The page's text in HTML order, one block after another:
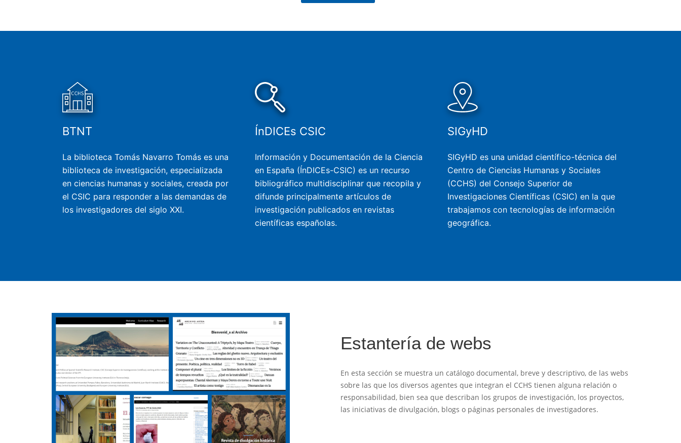
BTNT
La biblioteca Tomás Navarro Tomás es una
biblioteca de investigación, especializada
en ciencias humanas y sociales, creada por
el CSIC para responder a las demandas de
los investigadores del siglo XXI.
ÍnDICEs CSIC
Información y Documentación de la Ciencia
en España (ÍnDICEs-CSIC) es un recurso
bibliográfico multidisciplinar que recopila y
difunde principalmente artículos de
investigación publicados en revistas
científicas españolas.
SIGyHD
SIGyHD es una unidad científico-técnica del
Centro de Ciencias Humanas y Sociales
(CCHS) del Consejo Superior de
Investigaciones Científicas (CSIC) en la que
trabajamos con tecnologías de información
geográfica.
Estantería de webs
En esta sección se muestra un catálogo documental, breve y descriptivo, de las webs
sobre las que los diversos agentes que integran el CCHS tienen alguna relación o
responsabilidad, bien sea que describan los grupos de investigación, los proyectos,
las iniciativas de divulgación, blogs o páginas personales de investigadores.